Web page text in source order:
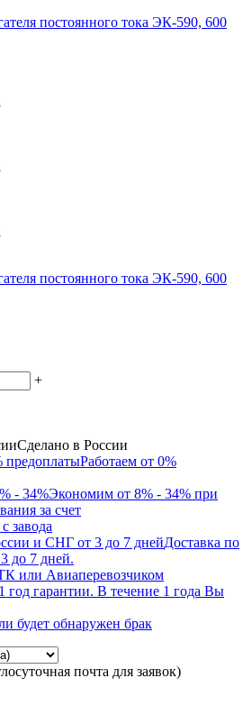
+
Сделано в России
Работаем от 0%
Экономим от 8% - 34% при
за счет
завода
Доставка по
до 7 дней.
или Авиаперевозчиком
1 год гарантии. В течение 1 года Вы
будет обнаружен брак
почта для заявок)